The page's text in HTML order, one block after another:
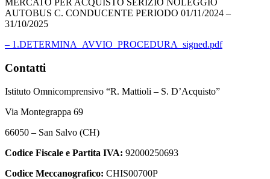
MERCATO PER ACQUISTO SERIZIO NOLEGGIO
AUTOBUS C. CONDUCENTE PERIODO 01/11/2024 –
31/10/2025
– 1.DETERMINA_AVVIO_PROCEDURA_signed.pdf
Contatti
Istituto Omnicomprensivo “R. Mattioli – S. D’Acquisto”
Via Montegrappa 69
66050 – San Salvo (CH)
Codice Fiscale e Partita IVA: 92000250693
Codice Meccanografico: CHIS00700P